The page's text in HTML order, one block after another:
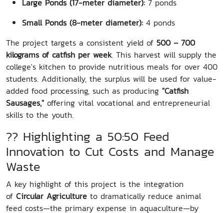
Large Ponds (17-meter diameter): 7 ponds
Small Ponds (8-meter diameter): 4 ponds
The project targets a consistent yield of 500 – 700
kilograms of catfish per week. This harvest will supply the
college's kitchen to provide nutritious meals for over 400
students. Additionally, the surplus will be used for value-
added food processing, such as producing "Catfish
Sausages," offering vital vocational and entrepreneurial
skills to the youth.
?? Highlighting a 50:50 Feed
Innovation to Cut Costs and Manage
Waste
A key highlight of this project is the integration
of Circular Agriculture to dramatically reduce animal
feed costs—the primary expense in aquaculture—by